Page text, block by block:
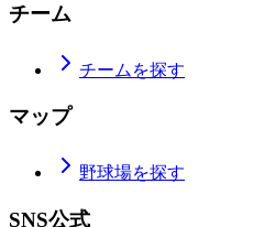
チーム
チームを探す
マップ
野球場を探す
SNS公式